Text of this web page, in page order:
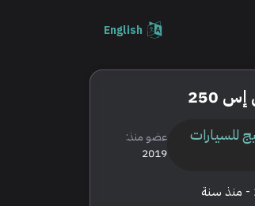
English
للسيارات
عضو منذ:
2019
- منذ سنة